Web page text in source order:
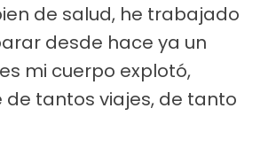
de salud, he trabajado
desde hace ya un
mi cuerpo explotó,
tantos viajes, de tanto